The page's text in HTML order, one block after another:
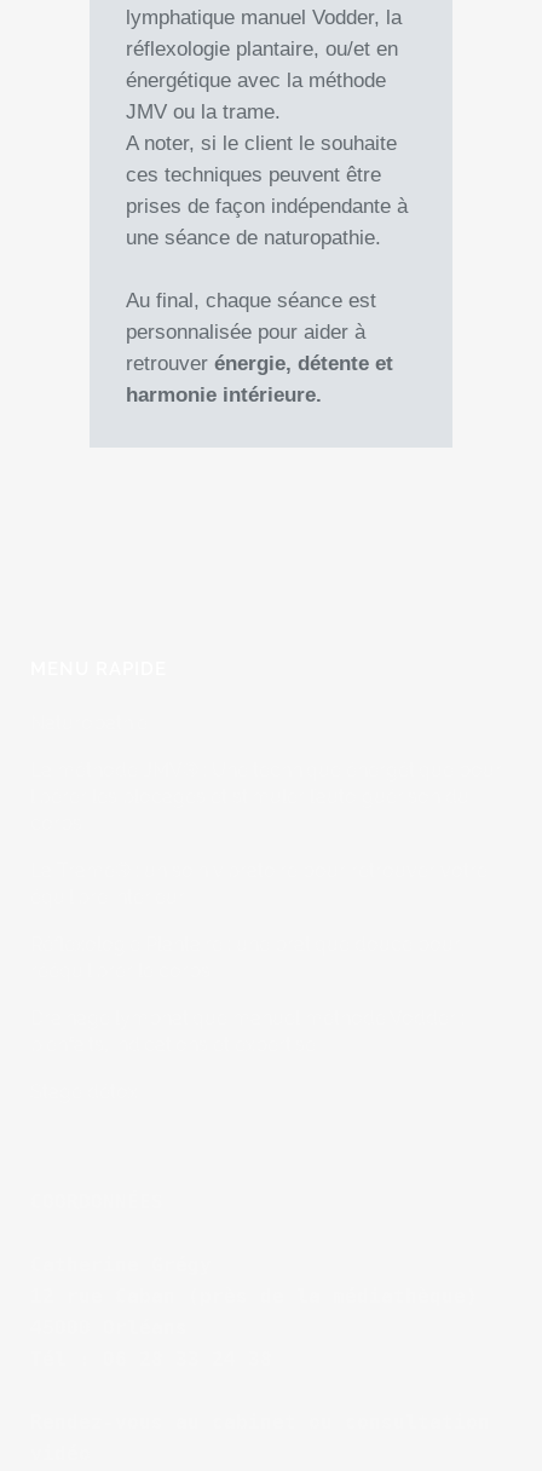
lymphatique manuel Vodder, la
réflexologie plantaire, ou/et en
énergétique avec la méthode
JMV ou la trame.
A noter, si le client le souhaite
ces techniques peuvent être
prises de façon indépendante à
une séance de naturopathie.
Au final, chaque séance est
personnalisée pour aider à
retrouver énergie, détente et
harmonie intérieure.